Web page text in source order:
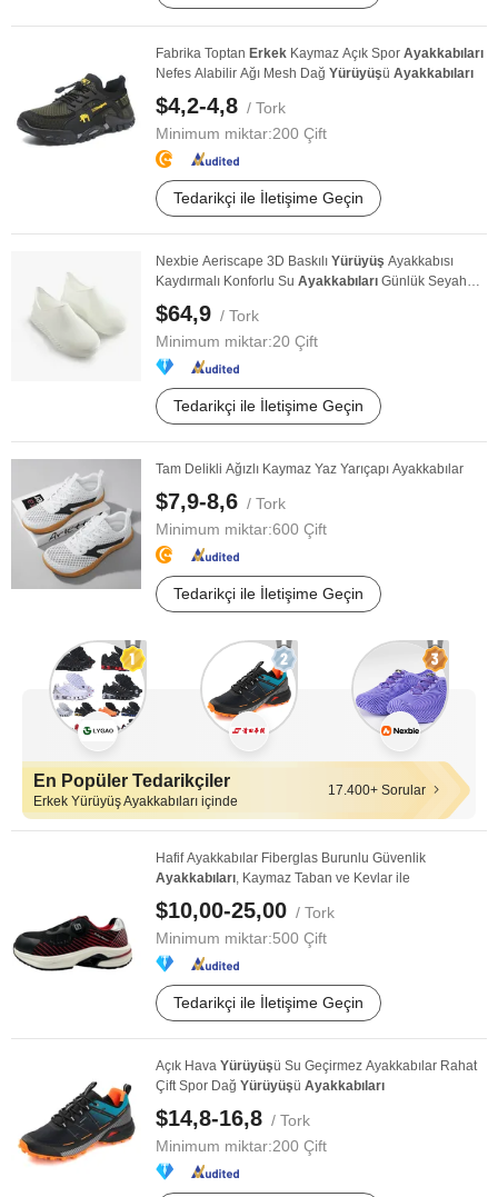
Fabrika Toptan Erkek Kaymaz Açık Spor Ayakkabıları
Nefes Alabilir Ağı Mesh Dağ Yürüyüşü Ayakkabıları
$4,2-4,8 / Tork
Minimum miktar:200 Çift
Tedarikçi ile İletişime Geçin
Nexbie Aeriscape 3D Baskılı Yürüyüş Ayakkabısı
Kaydırmalı Konforlu Su Ayakkabıları Günlük Seyahat
...
$64,9 / Tork
Minimum miktar:20 Çift
Tedarikçi ile İletişime Geçin
Tam Delikli Ağızlı Kaymaz Yaz Yarıçapı Ayakkabılar
$7,9-8,6 / Tork
Minimum miktar:600 Çift
Tedarikçi ile İletişime Geçin
En Popüler Tedarikçiler
Erkek Yürüyüş Ayakkabıları içinde
17.400+ Sorular
Hafif Ayakkabılar Fiberglas Burunlu Güvenlik
Ayakkabıları, Kaymaz Taban ve Kevlar ile
$10,00-25,00 / Tork
Minimum miktar:500 Çift
Tedarikçi ile İletişime Geçin
Açık Hava Yürüyüşü Su Geçirmez Ayakkabılar Rahat
Çift Spor Dağ Yürüyüşü Ayakkabıları
$14,8-16,8 / Tork
Minimum miktar:200 Çift